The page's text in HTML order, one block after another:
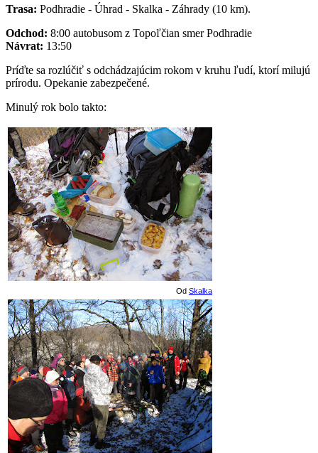
Trasa: Podhradie - Úhrad - Skalka - Záhrady (10 km).
Odchod: 8:00 autobusom z Topoľčian smer Podhradie
Návrat: 13:50
Príďte sa rozlúčiť s odchádzajúcim rokom v kruhu ľudí, ktorí milujú
prírodu. Opekanie zabezpečené.
Minulý rok bolo takto:
Od Skalka